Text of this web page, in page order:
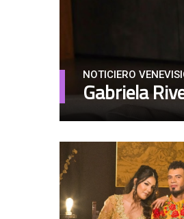
NOTICIERO
Gabriela